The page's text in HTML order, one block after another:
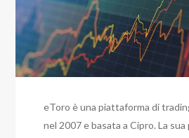
eToro è una piattaforma di
nel 2007 e basata a Cipro. La